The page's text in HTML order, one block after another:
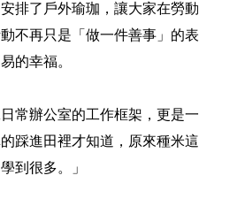
排了戶外瑜珈，讓大家在勞動
不再只是「做一件善事」的表
的幸福。
常辦公室的工作框架，更是一
踩進田裡才知道，原來種米這
到很多。」